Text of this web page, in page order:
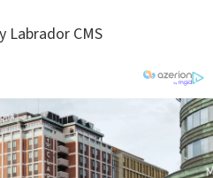
Labrador CMS